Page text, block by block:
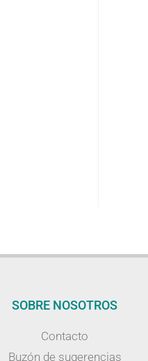
SOBRE NOSOTROS
Contacto
Buzón de sugerencias